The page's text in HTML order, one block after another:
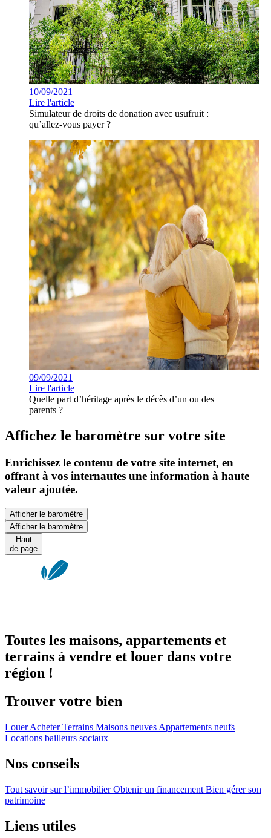
10/09/2021
Lire l'article
Simulateur de droits de donation avec usufruit :
qu’allez-vous payer ?
09/09/2021
Lire l'article
Quelle part d’héritage après le décès d’un ou des
parents ?
Affichez le baromètre sur votre site
Enrichissez le contenu de votre site internet, en
offrant à vos internautes une information à haute
valeur ajoutée.
Afficher le baromètre
Afficher le baromètre
Haut
de page
Toutes les maisons, appartements et
terrains à vendre et louer dans votre
région !
Trouver votre bien
LouerAcheterTerrains Maisons neuves Appartements neufs
Locations bailleurs sociaux
Nos conseils
Tout savoir sur l’immobilierObtenir un financement Bien gérer son
patrimoine
Liens utiles